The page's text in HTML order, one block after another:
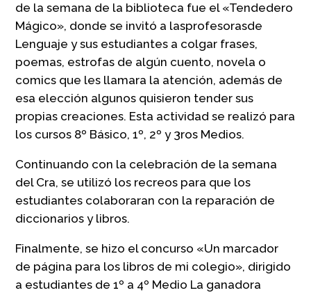
de la semana de la biblioteca fue el «Tendedero
Mágico», donde se invitó a lasprofesorasde
Lenguaje y sus estudiantes a colgar frases,
poemas, estrofas de algún cuento, novela o
comics que les llamara la atención, además de
esa elección algunos quisieron tender sus
propias creaciones. Esta actividad se realizó para
los cursos 8º Básico, 1º, 2º y 3ros Medios.
Continuando con la celebración de la semana
del Cra, se utilizó los recreos para que los
estudiantes colaboraran con la reparación de
diccionarios y libros.
Finalmente, se hizo el concurso «Un marcador
de página para los libros de mi colegio», dirigido
a estudiantes de 1º a 4º Medio La ganadora